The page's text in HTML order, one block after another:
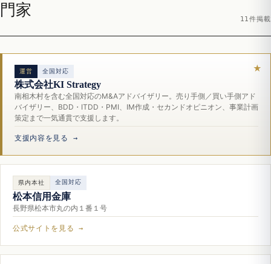
門家
11件掲載
運営 全国対応
株式会社KI Strategy
南相木村を含む全国対応のM&Aアドバイザリー。売り手側／買い手側アド
バイザリー、BDD・ITDD・PMI、IM作成・セカンドオピニオン、事業計画
策定まで一気通貫で支援します。
支援内容を見る →
県内本社 全国対応
松本信用金庫
長野県松本市丸の内１番１号
公式サイトを見る →